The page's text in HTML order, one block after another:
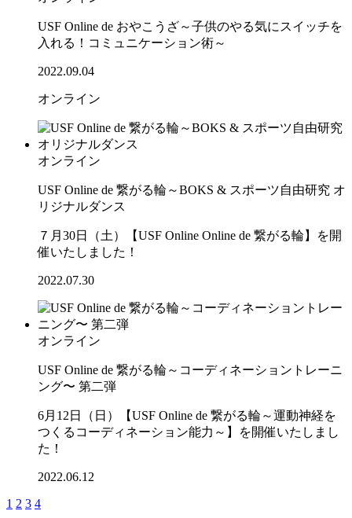
USF Online de おやこうざ～子供のやる気にスイッチを
入れる！コミュニケーション術～
2022.09.04
オンライン
オンライン
USF Online de 繋がる輪～BOKS & スポーツ自由研究 オ
リジナルダンス
７月30日（土）【USF Online Online de 繋がる輪】を開
催いたしました！
2022.07.30
オンライン
USF Online de 繋がる輪～コーディネーショントレーニ
ング〜 第二弾
6月12日（日）【USF Online de 繋がる輪～運動神経を
つくるコーディネーション能力～】を開催いたしまし
た！
2022.06.12
1 2 3 4